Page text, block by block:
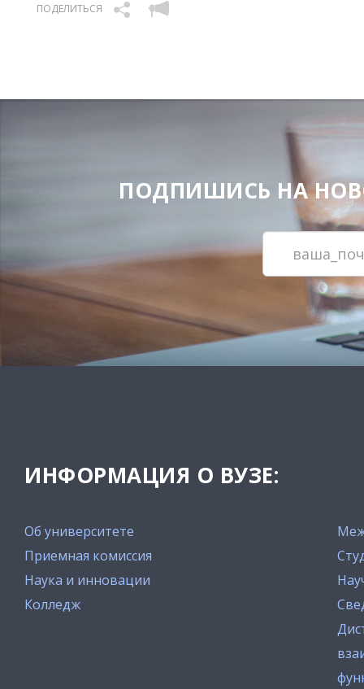
ПОДЕЛИТЬСЯ
ПОДПИШИСЬ НА
ИНФОРМАЦИЯ О ВУЗЕ:
Об университете
Приемная комиссия
Наука и инновации
Колледж